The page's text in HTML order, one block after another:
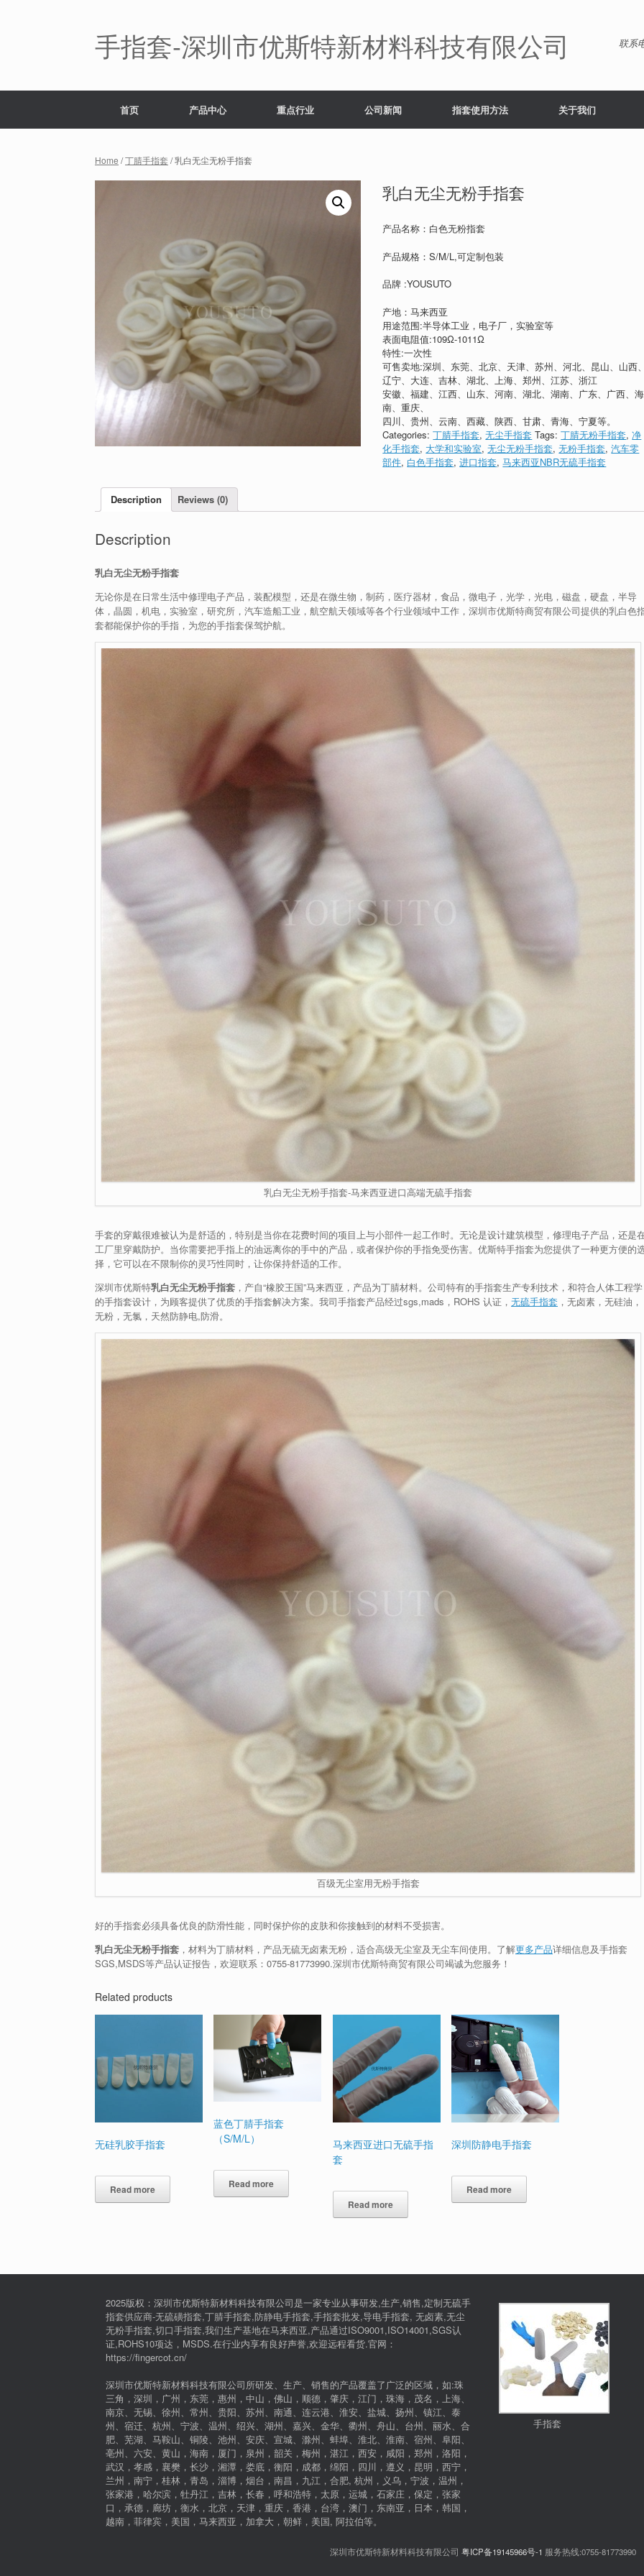
手指套-深圳市优斯特新材料科技有限公司 联系
首页 产品中心 重点行业 公司新闻 指套使用方法 关于我们
Home /丁腈手指套 / 乳白无尘无粉手指套
乳白无尘无粉手指套
产品名称：白色无粉指套
产品规格：S/M/L,可定制包装
品牌 :YOUSUTO
产地：马来西亚
用途范围:半导体工业，电子厂，实验室等
表面电阻值:109Ω-1011Ω
特性:一次性
可售卖地:深圳、东莞、北京、天津、苏州、河北、昆山、山西
辽宁、大连、吉林、湖北、上海、郑州、江苏、浙江
安徽、福建、江西、山东、河南、湖北、湖南、广东、广西、海
南、重庆、
四川、贵州、云南、西藏、陕西、甘肃、青海、宁夏等。
Categories:丁腈手指套,无尘手指套 Tags:丁腈无粉手指套,净
化手指套, 大学和实验室,无尘无粉手指套,无粉手指套,汽车零
部件, 白色手指套,进口指套,马来西亚NBR无硫手指套
Description Reviews (0)
Description
乳白无尘无粉手指套
无论你是在日常生活中修理电子产品，装配模型，还是在微生物，制药，医疗器材，食品，微电子，光学，光电，磁盘，硬盘，半导
体，晶圆，机电，实验室，研究所，汽车造船工业，航空航天领域等各个行业领域中工作，深圳市优斯特商贸有限公司提供的乳白色
套都能保护你的手指，为您的手指套保驾护航。
乳白无尘无粉手指套-马来西亚进口高端无硫手指套
手套的穿戴很难被认为是舒适的，特别是当你在花费时间的项目上与小部件一起工作时。无论是设计建筑模型，修理电子产品，还是
工厂里穿戴防护。当你需要把手指上的油远离你的手中的产品，或者保护你的手指免受伤害。优斯特手指套为您提供了一种更方便的
择，它可以在不限制你的灵巧性同时，让你保持舒适的工作。
深圳市优斯特乳白无尘无粉手指套 ，产自“橡胶王国”马来西亚，产品为丁腈材料。公司特有的手指套生产专利技术，和符合人体工程学
的手指套设计，为顾客提供了优质的手指套解决方案。我司手指套产品经过sgs,mads，ROHS 认证， 无硫手指套 ，无卤素，无硅油，
无粉，无氯，天然防静电,防滑。
百级无尘室用无粉手指套
好的手指套必须具备优良的防滑性能，同时保护你的皮肤和你接触到的材料不受损害。
乳白无尘无粉手指套 ，材料为丁腈材料，产品无硫无卤素无粉，适合高级无尘室及无尘车间使用。了解更多产品详细信息及手指套
SGS,MSDS等产品认证报告，欢迎联系：0755-81773990.深圳市优斯特商贸有限公司竭诚为您服务！
Related products
无硅乳胶手指套
Read more
蓝色丁腈手指套
（S/M/L）
Read more
马来西亚进口无硫手指
套
Read more
深圳防静电手指套
Read more
2025版权：深圳市优斯特新材料科技有限公司是一家专业从事研发,生产,销售,定制无硫手
指套供应商-无硫磺指套,丁腈手指套,防静电手指套,手指套批发,导电手指套, 无卤素,无尘
无粉手指套,切口手指套,我们生产基地在马来西亚,产品通过ISO9001,ISO14001,SGS认
证,ROHS10项达，MSDS.在行业内享有良好声誉,欢迎远程看货.官网：
https://fingercot.cn/
深圳市优斯特新材料科技有限公司所研发、生产、销售的产品覆盖了广泛的区域，如:珠
三角，深圳，广州，东莞，惠州，中山，佛山，顺德，肇庆，江门，珠海，茂名，上海、
南京、无锡、徐州、常州、贵阳、苏州、南通、连云港、淮安、盐城、扬州、镇江、泰
州、宿迁、杭州、宁波、温州、绍兴、湖州、嘉兴、金华、衢州、舟山、台州、丽水、合
肥、芜湖、马鞍山、铜陵、池州、安庆、宣城、滁州、蚌埠、淮北、淮南、宿州、阜阳、
亳州、六安、黄山，海南，厦门，泉州，韶关，梅州，湛江，西安，咸阳，郑州，洛阳，
武汉，孝感，襄樊，长沙，湘潭，娄底，衡阳，成都，绵阳，四川，遵义，昆明，西宁，
兰州，南宁，桂林，青岛，淄博，烟台，南昌，九江，合肥, 杭州，义乌，宁波，温州，
张家港，哈尔滨，牡丹江，吉林，长春，呼和浩特，太原，运城，石家庄，保定，张家
口，承德，廊坊，衡水，北京，天津，重庆，香港，台湾，澳门，东南亚，日本，韩国，
越南，菲律宾，美国，马来西亚，加拿大，朝鲜，美国, 阿拉伯等。
手指套
深圳市优斯特新材料科技有限公司 粤ICP备19145966号-1 服务热线:0755-81773990